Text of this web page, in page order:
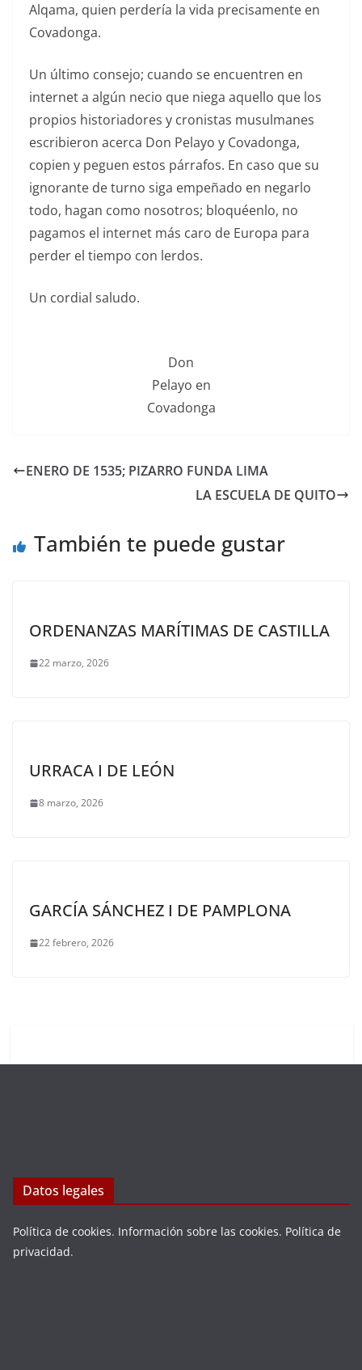
Alqama, quien perdería la vida precisamente en
Covadonga.
Un último consejo; cuando se encuentren en
internet a algún necio que niega aquello que los
propios historiadores y cronistas musulmanes
escribieron acerca Don Pelayo y Covadonga,
copien y peguen estos párrafos. En caso que su
ignorante de turno siga empeñado en negarlo
todo, hagan como nosotros; bloquéenlo, no
pagamos el internet más caro de Europa para
perder el tiempo con lerdos.
Un cordial saludo.
Don
Pelayo en
Covadonga
ENERO DE 1535; PIZARRO FUNDA LIMA
LA ESCUELA DE QUITO
También te puede gustar
ORDENANZAS MARÍTIMAS DE CASTILLA
22 marzo, 2026
URRACA I DE LEÓN
8 marzo, 2026
GARCÍA SÁNCHEZ I DE PAMPLONA
22 febrero, 2026
Datos legales
Política de cookies. Información sobre las cookies. Política de
privacidad.